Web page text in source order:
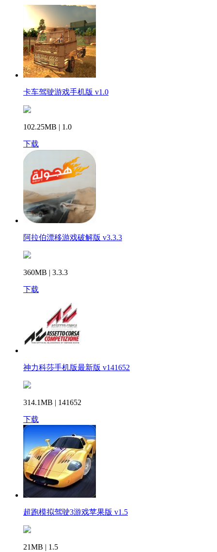
卡车驾驶游戏手机版 v1.0
102.25MB | 1.0
下载
阿拉伯漂移游戏破解版 v3.3.3
360MB | 3.3.3
下载
神力科莎手机版最新版 v141652
314.1MB | 141652
下载
超跑模拟驾驶3游戏苹果版 v1.5
21MB | 1.5